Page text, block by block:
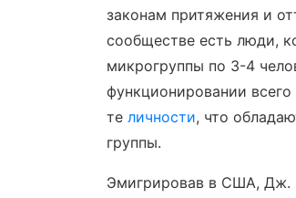
законам притяжения и
сообществе есть люди,
микрогруппы по 3-4
функционировании
те личности, что
группы.
Эмигрировав в США, Дж.